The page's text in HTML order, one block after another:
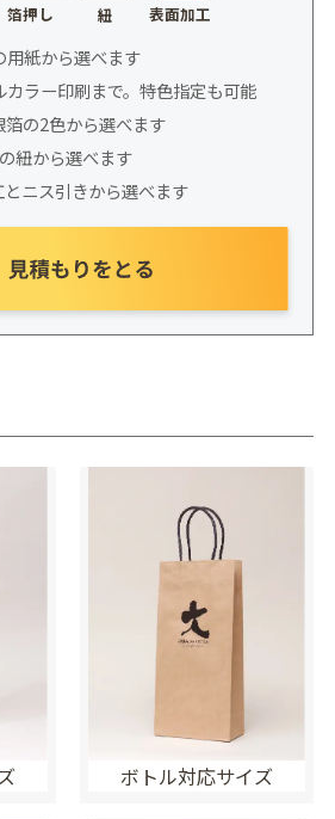
箔押し 紐 表面加工
用紙から選べます
カラー印刷まで。特色指定も可能
箔の2色から選べます
紐から選べます
とニス引きから選べます
ボトル対応サイズ